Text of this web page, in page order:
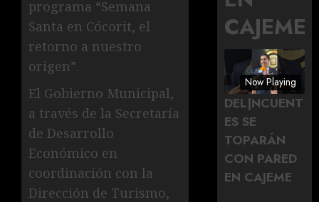
programa “Semana
Santa en Cócorit, el
retorno a nuestro
origen”.
El Gobierno Municipal,
a través de la Secretaría
de Desarrollo
Económico en
coordinación con la
Dirección de Turismo,
CAJEME
Now Playing
DEL|NCUENT
ES SE
TOPARÁN
CON PARED
EN CAJEME